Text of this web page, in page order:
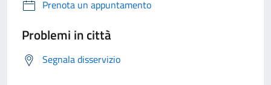
Prenota un appuntamento
Problemi in città
Segnala disservizio